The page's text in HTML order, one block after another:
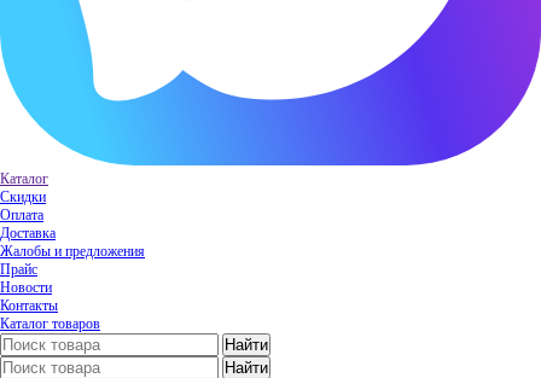
Каталог
Скидки
Оплата
Доставка
Жалобы и предложения
Прайс
Новости
Контакты
Каталог товаров